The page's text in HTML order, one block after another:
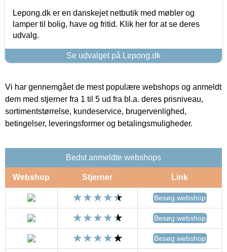
Lepong.dk er en danskejet netbutik med møbler og
lamper til bolig, have og fritid. Klik her for at se deres
udvalg.
Se udvalget på Lepong.dk
Vi har gennemgået de mest populære webshops og anmeldt
dem med stjerner fra 1 til 5 ud fra bl.a. deres prisniveau,
sortimentstørrelse, kundeservice, brugervenlighed,
betingelser, leveringsformer og betalingsmuligheder.
Bedst anmeldte webshops
Webshop Stjerner Link
Besøg webshop
Besøg webshop
Besøg webshop